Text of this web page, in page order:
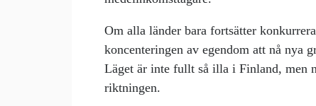
Om alla länder bara fortsätter
koncenteringen av egendom att nå nya
Läget är inte fullt så illa i Finland, men
riktningen.